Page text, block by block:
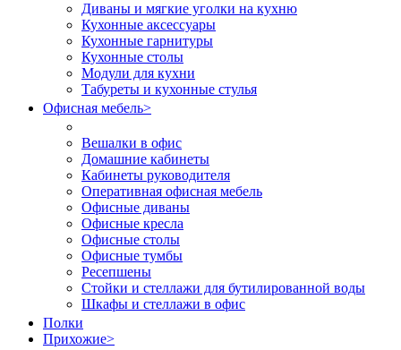
Диваны и мягкие уголки на кухню
Кухонные аксессуары
Кухонные гарнитуры
Кухонные столы
Модули для кухни
Табуреты и кухонные стулья
Офисная мебель>
Вешалки в офис
Домашние кабинеты
Кабинеты руководителя
Оперативная офисная мебель
Офисные диваны
Офисные кресла
Офисные столы
Офисные тумбы
Ресепшены
Стойки и стеллажи для бутилированной воды
Шкафы и стеллажи в офис
Полки
Прихожие>